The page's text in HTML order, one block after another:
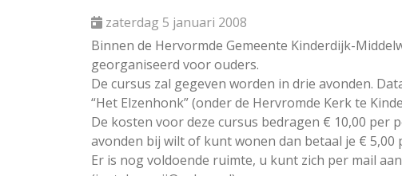
zaterdag 5 januari 2008
Binnen de Hervormde Gemeente Kinderdijk-
georganiseerd voor ouders.
De cursus zal gegeven worden in drie avonden.
“Het Elzenhonk” (onder de Hervromde Kerk te
De kosten voor deze cursus bedragen € 10,00 per
avonden bij wilt of kunt wonen dan betaal je € 5,00
Er is nog voldoende ruimte, u kunt zich per mail